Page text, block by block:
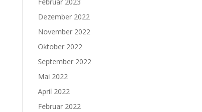
Dezember 2022
November 2022
Oktober 2022
September 2022
Mai 2022
April 2022
Februar 2022